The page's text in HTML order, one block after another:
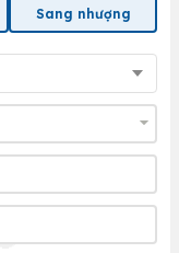
Sang nhượng